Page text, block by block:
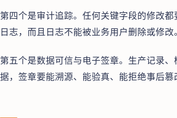
第四个是审计追踪。任何关键字段的修改
日志，而且日志不能被业务用户删除或修改
第五个是数据可信与电子签章。生产记录
据，签章要能溯源、能验真、能拒绝事后篡